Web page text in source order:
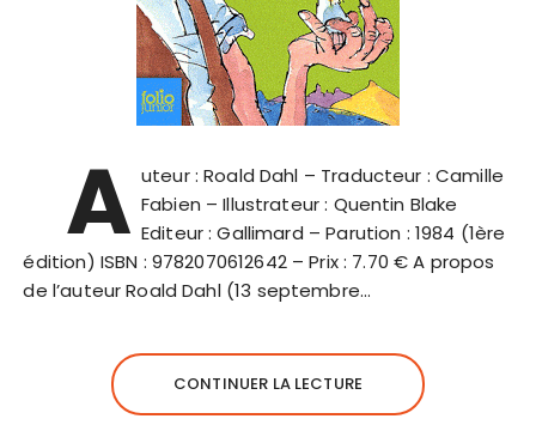
A uteur : Roald Dahl – Traducteur : Camille
Fabien – Illustrateur : Quentin Blake
Editeur : Gallimard – Parution : 1984 (1ère
édition) ISBN : 9782070612642 – Prix : 7.70 € A propos
de l’auteur Roald Dahl (13 septembre…
CONTINUER LA LECTURE